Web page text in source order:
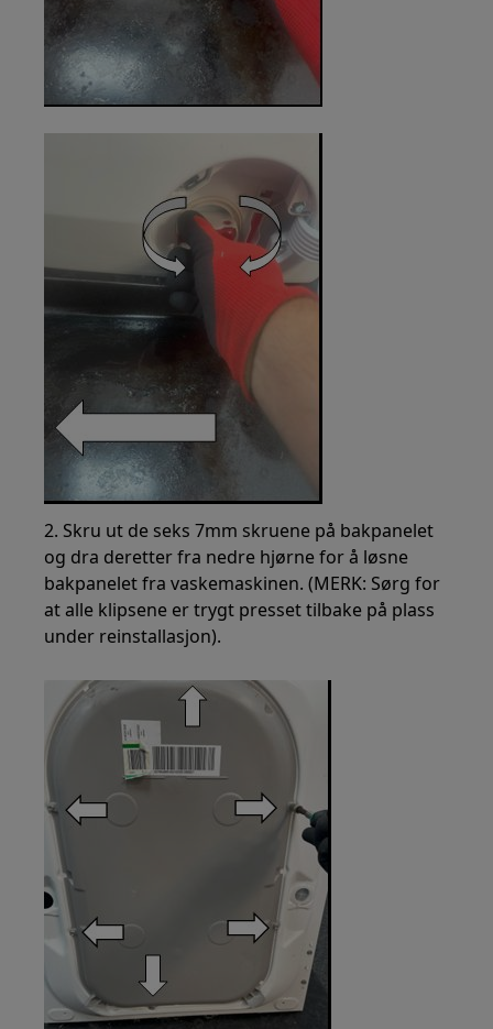
2. Skru ut de seks 7mm skruene på bakpanelet
og dra deretter fra nedre hjørne for å løsne
bakpanelet fra vaskemaskinen. (MERK: Sørg for
at alle klipsene er trygt presset tilbake på plass
under reinstallasjon).